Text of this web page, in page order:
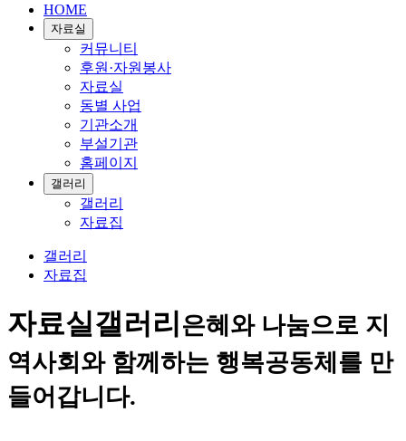
HOME
자료실
커뮤니티
후원·자원봉사
자료실
동별 사업
기관소개
부설기관
홈페이지
갤러리
갤러리
자료집
갤러리
자료집
자료실갤러리은혜와 나눔으로 지
역사회와 함께하는 행복공동체를 만
들어갑니다.